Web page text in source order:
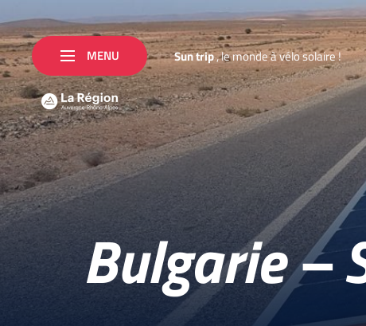
MENU Suntrip,lemondeàvélosolaire!
Bulgarie –